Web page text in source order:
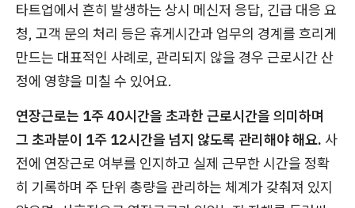
타트업에서 흔히 발생하는 상시 메신저 응답, 긴급 대응 요
청, 고객 문의 처리 등은 휴게시간과 업무의 경계를 흐리게
만드는 대표적인 사례로, 관리되지 않을 경우 근로시간 산
정에 영향을 미칠 수 있어요.
연장근로는 1주 40시간을 초과한 근로시간을 의미하며
그 초과분이 1주 12시간을 넘지 않도록 관리해야 해요. 사
전에 연장근로 여부를 인지하고 실제 근무한 시간을 정확
히 기록하며 주 단위 총량을 관리하는 체계가 갖춰져 있지